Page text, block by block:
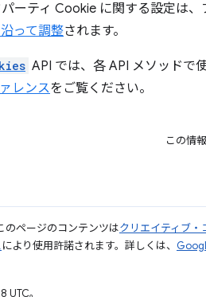
ーティ Cookie に関する設定は
って調整されます。
API では、各 API メソッドで
レンスをご覧ください。
この情
のページのコンテンツはクリエイティブ
により使用許諾されます。詳しくは、
。